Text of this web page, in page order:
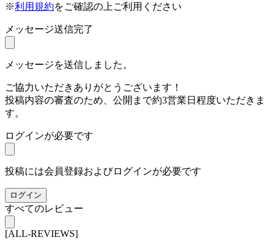
※利用規約をご確認の上ご利用ください
メッセージ送信完了
メッセージを送信しました。
ご協力いただきありがとうございます！
投稿内容の審査のため、公開まで約3営業日程度いただきま
す。
ログインが必要です
投稿には会員登録およびログインが必要です
ログイン
すべてのレビュー
[ALL-REVIEWS]